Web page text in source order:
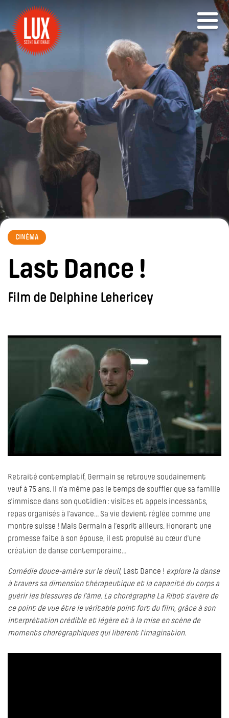
CINÉMA
Last Dance !
Film de Delphine Lehericey
Retraité contemplatif, Germain se retrouve soudainement
veuf à 75 ans. Il n’a même pas le temps de souffler que sa famille
s’immisce dans son quotidien : visites et appels incessants,
repas organisés à l’avance… Sa vie devient réglée comme une
montre suisse ! Mais Germain a l’esprit ailleurs. Honorant une
promesse faite à son épouse, il est propulsé au cœur d’une
création de danse contemporaine…
Comédie douce-amère sur le deuil, Last Dance ! explore la danse
à travers sa dimension thérapeutique et la capacité du corps a
guérir les blessures de l’âme. La chorégraphe La Ribot s’avère de
ce point de vue être le véritable point fort du film, grâce à son
interprétation crédible et légère et à la mise en scène de
moments chorégraphiques qui libèrent l’imagination.